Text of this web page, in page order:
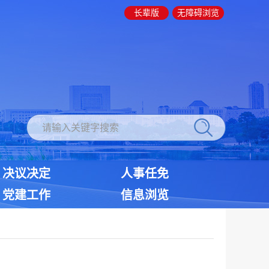
长辈版 无障碍浏览
决议决定
人事任免
党建工作 信息浏览